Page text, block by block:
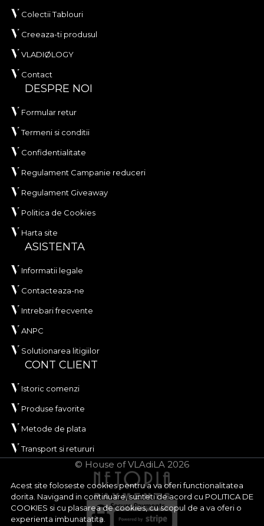
Acest site foloseste cookies pentru a va oferi functionalitatea
dorita. Navigand in continuare, sunteti de acord cu POLITICA DE
COOKIES si cu plasarea de cookies, cu scopul de a va oferi o
experienta imbunatatita.
Colectii Tablouri
Creeaza-ti produsul
VLADIØLOGY
Contact
DESPRE NOI
Formular retur
Termeni si conditii
Confidentialitate
Regulament Campanie reduceri
Regulament Giveaway
Politica de Cookies
Harta site
ASISTENTA
Informatii legale
Contacteaza-ne
Intrebari frecvente
ANPC
Solutionarea litigiilor
CONT CLIENT
Istoric comenzi
Produse favorite
Metode de plata
Transport si retururi
© House of VLAdiLA 2026